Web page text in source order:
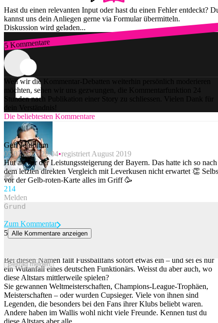
Hast du einen relevanten Input oder hast du einen Fehler entdeckt?
kannst uns dein Anliegen gerne via Formular übermitteln.
Diskussion wird geladen...
5 Kommentare
Zum Login
Weil wir die Kommentar-Debatten weiterhin persönlich moderieren
möchten, sehen wir uns gezwungen, die Kommentarfunktion 24
Stunden nach Publikation einer Story zu schliessen. Vielen Dank für
dein Verständnis!
Die beliebtesten Kommentare
Geff Joldblum
05.03.2025 23:04 registriert August 2019
Hut ab vor der Leistungssteigerung der Bayern. Das hatte ich so nach
dem letzten direkten Vergleich mit Leverkusen nicht erwartet 👏
vor der Gelb-roten-Karte alles im Griff 🥳
214
Melden
Beitrag melden
Zum Kommentar
5 Alle Kommentare anzeigen
Bei diesen Namen fällt Fussballfans sofort etwas ein – und sei es nur
ein Wutanfall eines deutschen Funktionärs. Weisst du aber auch, wo
diese Altstars mittlerweile spielen?
Sie gewannen Weltmeisterschaften, Champions-League-Trophäen,
Meisterschaften – oder wurden Cupsieger. Viele von ihnen sind
Legenden, die besonders bei den Fans ihrer Klubs beliebt waren.
Andere haben im Wallis wohl nicht viele Freunde. Kennen tust du
diese Altstars aber alle.